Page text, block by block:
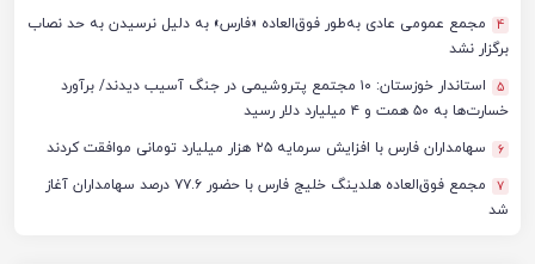
4
مجمع عمومی عادی به‌طور فوق‌العاده «فارس» به دلیل نرسیدن به حد نصاب
برگزار نشد
5
استاندار خوزستان: ۱۰ مجتمع پتروشیمی در جنگ آسیب دیدند/ برآورد
خسارت‌ها به ۵۰ همت و ۴ میلیارد دلار رسید
6 سهامداران فارس با افزایش سرمایه ۲۵ هزار میلیارد تومانی موافقت کردند
7
مجمع فوق‌العاده هلدینگ خلیج فارس با حضور ۷۷.۶ درصد سهامداران آغاز
شد